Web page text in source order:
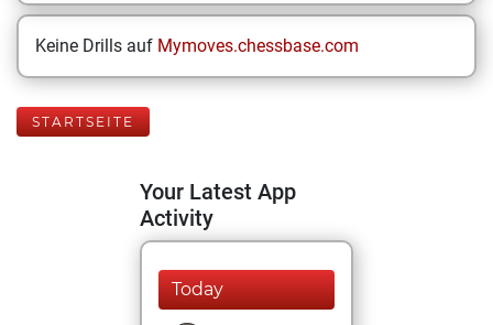
Keine Drills auf Mymoves.chessbase.com
STARTSEITE
Your Latest App
Activity
Today